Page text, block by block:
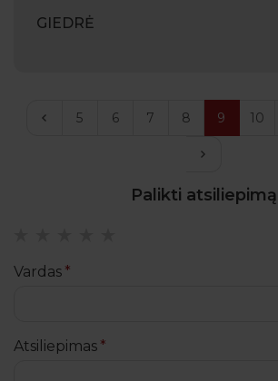
GIEDRĖ
< 5 6 7 8 9 10
>
Palikti atsiliepimą
Vardas
Atsiliepimas